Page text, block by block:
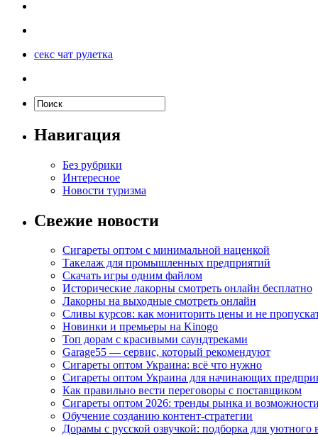
секс чат рулетка
Навигация
Без рубрики
Интересное
Новости туризма
Свежие новости
Сигареты оптом с минимальной наценкой
Такелаж для промышленных предприятий
Скачать игры одним файлом
Исторические лакорны смотреть онлайн бесплатно
Лакорны на выходные смотреть онлайн
Сливы курсов: как мониторить цены и не
Новинки и премьеры на Kinogo
Топ дорам с красивыми саундтреками
Garage55 — сервис, который рекомендуют
Сигареты оптом Украина: всё что нужно
Сигареты оптом Украина для начинающих
Как правильно вести переговоры с поставщиком
Сигареты оптом 2026: тренды рынка и возможности
Обучение созданию контент-стратегии
Дорамы с русской озвучкой: подборка для уютного